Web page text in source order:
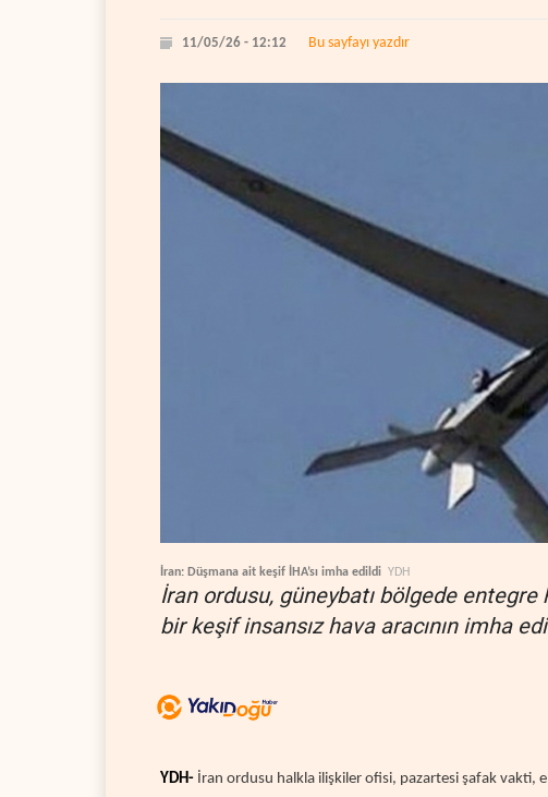
11/05/26 - 12:12 Bu sayfayı yazdır
İran: Düşmana ait keşif İHA’sı imha edildi YDH
İran ordusu, güneybatı bölgede
bir keşif insansız hava aracının imha
YDH- İran ordusu halkla ilişkiler ofisi, pazartesi şafak vakti,